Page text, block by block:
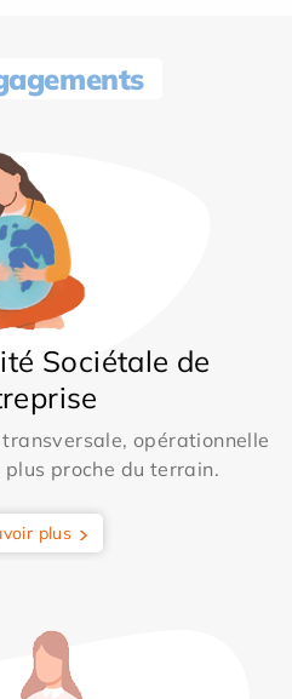
Sociétale de
opérationnelle
proche du terrain.
plus